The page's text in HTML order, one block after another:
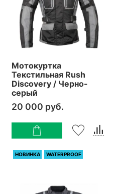
Мотокуртка
Текстильная Rush
Discovery / Черно-
серый
20 000 руб.
НОВИНКА WATERPROOF